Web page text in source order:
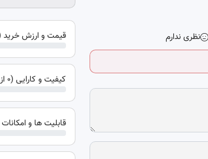
نظری ندارم قیمت و ارزش خرید (0 از
کیفیت و کارایی (0 از 5 )
قابلیت ها و امکانات (0 از